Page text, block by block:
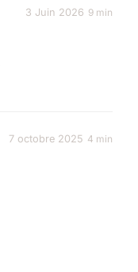
3 Juin 2026 9 min
7 octobre 2025 4 min